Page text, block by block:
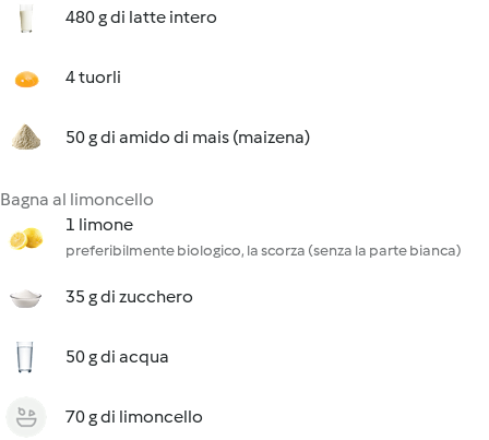
480 g di latte intero
4 tuorli
50 g di amido di mais (maizena)
Bagna al limoncello
1 limone
preferibilmente biologico, la scorza (senza la parte bianca)
35 g di zucchero
50 g di acqua
70 g di limoncello